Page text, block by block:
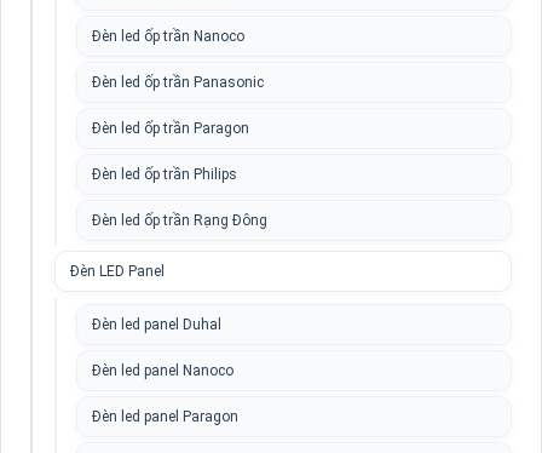
Đèn led ốp trần Nanoco
Đèn led ốp trần Panasonic
Đèn led ốp trần Paragon
Đèn led ốp trần Philips
Đèn led ốp trần Rạng Đông
Đèn LED Panel
Đèn led panel Duhal
Đèn led panel Nanoco
Đèn led panel Paragon